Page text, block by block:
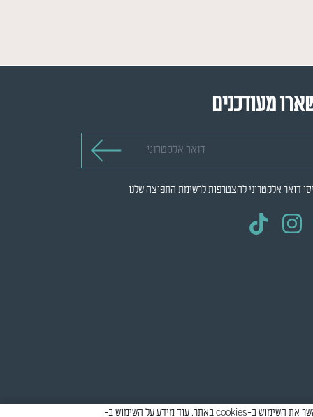
מעודכנים
דואר אלקטרוני להצטרפות לרשימת התפוצה שלנו
אתר זה עושה שימוש ב-cookies למטרות סטטיסטיקה, איפיון ושיווק, כדי לספק חווית גלישה טובה יותר וכדי להתאים את התוכן המוצג להעדפות שלך. יש לאשר את השימוש ב-cookies באתר. עוד מידע על השימוש ב-